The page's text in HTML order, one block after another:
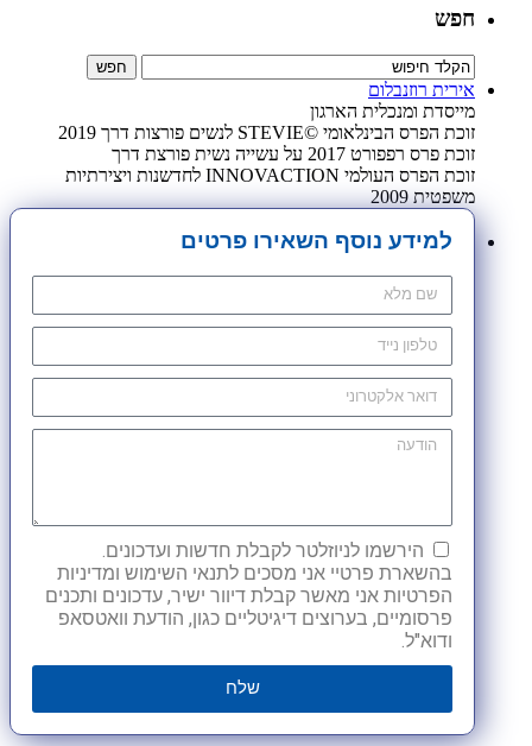
חפש
אירית רוזנבלום
מייסדת ומנכלית הארגון
זוכת הפרס הבינלאומי ©STEVIE לנשים פורצות דרך 2019
זוכת פרס רפפורט 2017 על עשייה נשית פורצת דרך
זוכת הפרס העולמי INNOVACTION לחדשנות ויצירתיות
משפטית 2009
למידע נוסף השאירו פרטים
הירשמו לניוזלטר לקבלת חדשות ועדכונים.
בהשארת פרטיי אני מסכים לתנאי השימוש ומדיניות
הפרטיות אני מאשר קבלת דיוור ישיר, עדכונים ותכנים
פרסומיים, בערוצים דיגיטליים כגון, הודעת וואטסאפ
ודוא"ל.
שלח